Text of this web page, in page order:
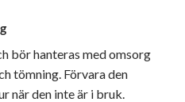
bör hanteras med omsorg
tömning. Förvara den
när den inte är i bruk.